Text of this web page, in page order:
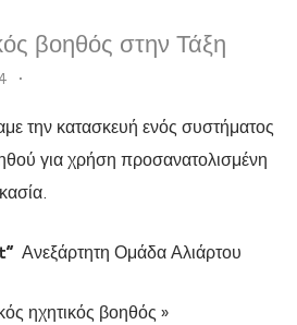
βοηθός στην Τάξη
•
την κατασκευή ενός συστήματος
για χρήση προσανατολισμένη
Ανεξάρτητη Ομάδα Αλιάρτου
ηχητικός βοηθός »